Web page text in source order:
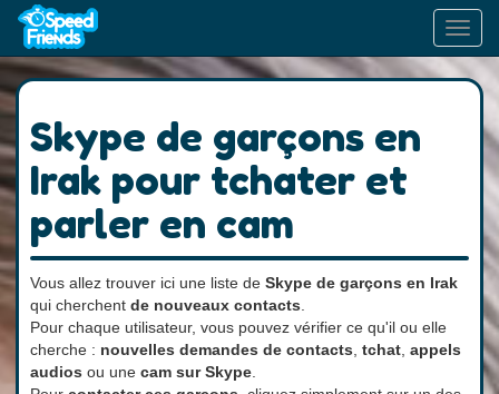
Skype de garçons en
Irak pour tchater et
parler en cam
Vous allez trouver ici une liste de Skype de garçons en Irak
qui cherchent de nouveaux contacts
Pour chaque utilisateur, vous pouvez vérifier ce qu'il ou elle
cherche : nouvelles demandes de contacts tchat appels
audios ou une cam sur Skype